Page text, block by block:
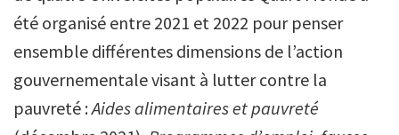
été organisé entre 2021 et 2022 pour penser
ensemble différentes dimensions de l’action
gouvernementale visant à lutter contre la
pauvreté :Aides alimentaires et pauvreté